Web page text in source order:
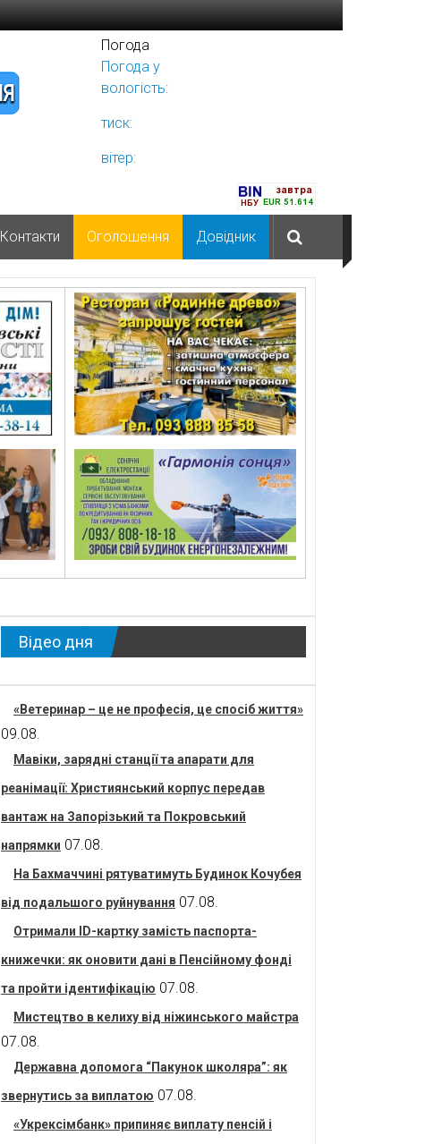
Погода
Погода у
вологість:
тиск:
вітер:
Контакти Оголошення Довідник
Відео дня
«Ветеринар – це не професія, це спосіб життя»
09.08.
Мавіки, зарядні станції та апарати для
реанімації: Християнський корпус передав
вантаж на Запорізький та Покровський
напрямки 07.08.
На Бахмаччині рятуватимуть Будинок Кочубея
від подальшого руйнування 07.08.
Отримали ID-картку замість паспорта-
книжечки: як оновити дані в Пенсійному фонді
та пройти ідентифікацію 07.08.
Мистецтво в келиху від ніжинського майстра
07.08.
Державна допомога “Пакунок школяра”: як
звернутись за виплатою 07.08.
«Укрексімбанк» припиняє виплату пенсій і